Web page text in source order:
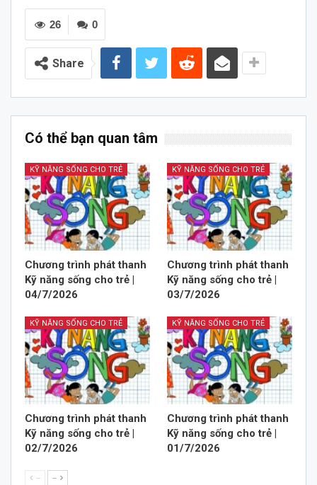
Audio
0
26
Share
Có thể bạn quan tâm
KỸ NĂNG SỐNG CHO TRẺ
Chương trình phát thanh
Kỹ năng sống cho trẻ |
04/7/2026
KỸ NĂNG SỐNG CHO TRẺ
Chương trình phát thanh
Kỹ năng sống cho trẻ |
03/7/2026
KỸ NĂNG SỐNG CHO TRẺ
Chương trình phát thanh
Kỹ năng sống cho trẻ |
02/7/2026
KỸ NĂNG SỐNG CHO TRẺ
Chương trình phát thanh
Kỹ năng sống cho trẻ |
01/7/2026
-- --